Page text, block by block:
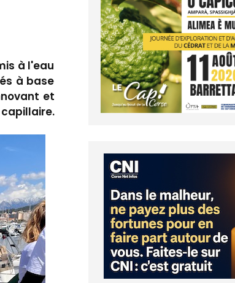
à l'eau
à base
et